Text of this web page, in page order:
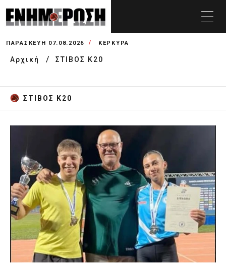
ΠΑΡΑΣΚΕΥΉ 07.08.2026 ΚΕΡΚΥΡΑ
Αρχική ΣΤΙΒΟΣ Κ20
ΣΤΙΒΟΣ Κ20